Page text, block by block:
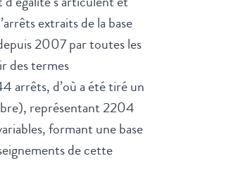
extraits de la base
2007 par toutes les
des termes
arrêts, d’où a été tiré un
représentant 2204
formant une base
de cette